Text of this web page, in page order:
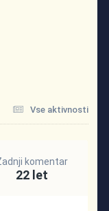
Vse aktivnosti
komentar
22 let